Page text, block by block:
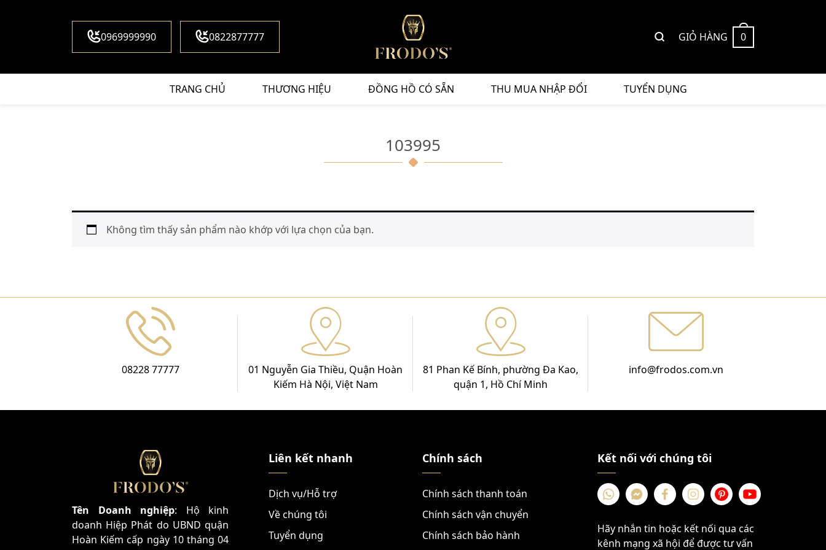
0969999990 0822877777 GIỎ HÀNG 0
TRANG CHỦ THƯƠNG HIỆU ĐỒNG HỒ CÓ SẴN THU MUA NHẬP ĐỔI TUYỂN DỤNG
103995
Không tìm thấy sản phẩm nào khớp với lựa chọn của bạn.
08228 77777
01 Nguyễn Gia Thiều, Quận Hoàn
Kiếm Hà Nội, Việt Nam
81 Phan Kế Bính, phường Đa Kao,
quận 1, Hồ Chí Minh
info@frodos.com.vn
Tên Doanh nghiệp: Hộ kinh
doanh Hiệp Phát do UBND quận
Hoàn Kiếm cấp ngày 10 tháng 04
Liên kết nhanh
Dịch vụ/Hỗ trợ
Về chúng tôi
Tuyển dụng
Chính sách
Chính sách thanh toán
Chính sách vận chuyển
Chính sách bảo hành
Kết nối với chúng tôi
Hãy nhắn tin hoặc kết nối qua các
kênh mạng xã hội để được tư vấn